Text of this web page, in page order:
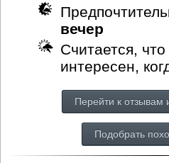
вечер
Считается,
интересен,
Перейти к отзывам
Подобрать